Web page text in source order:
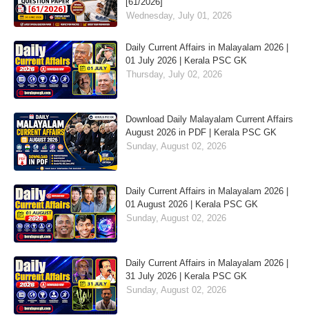
Wednesday, July 01, 2026
Daily Current Affairs in Malayalam 2026 |
01 July 2026 | Kerala PSC GK
Thursday, July 02, 2026
Download Daily Malayalam Current Affairs
August 2026 in PDF | Kerala PSC GK
Sunday, August 02, 2026
Daily Current Affairs in Malayalam 2026 |
01 August 2026 | Kerala PSC GK
Sunday, August 02, 2026
Daily Current Affairs in Malayalam 2026 |
31 July 2026 | Kerala PSC GK
Sunday, August 02, 2026